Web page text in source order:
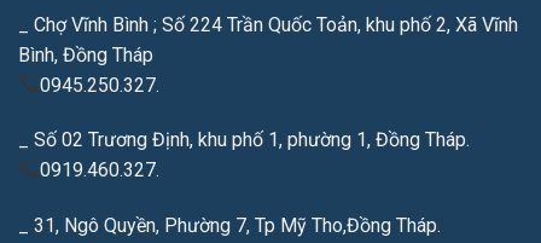
_ Chợ Vĩnh Bình ; Số 224 Trần Quốc Toản, khu phố 2, Xã Vĩnh
Bình, Đồng Tháp
0945.250.327.
_ Số 02 Trương Định, khu phố 1, phường 1, Đồng Tháp.
0919.460.327.
_ 31, Ngô Quyền, Phường 7, Tp Mỹ Tho,Đồng Tháp.